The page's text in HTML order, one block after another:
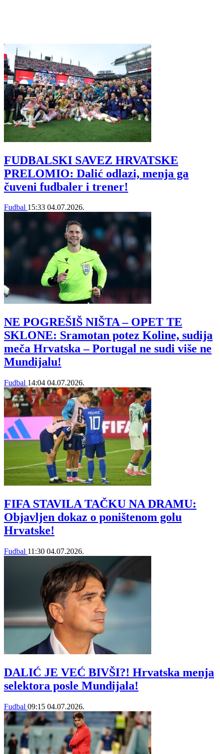
FUDBALSKI SAVEZ HRVATSKE
PRELOMIO: Dalić odlazi, menja ga
čuveni fudbaler i trener!
Fudbal 15:33 04.07.2026.
NE POGREŠIŠ NIŠTA – OPET TE
SKLONE: Sramotan potez Koline, sudija
meča Hrvatska – Portugal ne sudi više ne
Mundijalu!
Fudbal 14:04 04.07.2026.
FIFA STAVILA TAČKU NA DRAMU:
Objavljen dokaz o poništenom golu
Hrvatske!
Fudbal 11:30 04.07.2026.
DALIĆ JE VEĆ BIVŠI?! Hrvatska menja
selektora posle Mundijala!
Fudbal 09:15 04.07.2026.